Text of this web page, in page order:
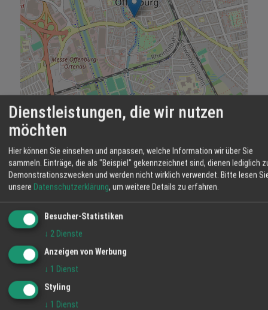
Hotel Liberty
Im Hotel LIBERTY, "die zurzeit angesagteste
Location" ! Hotel - DESIGN und Gemütlichkeit
BROT WELLNESS - im Freizeitbad Stegermatt
FEIERN & TAGEN EVENTS - Besonderer
WEITERE TERMINE
Taste the LIBERTY
Dienstleistungen, die wir nutzen
möchten
Hier können Sie einsehen und anpassen, welche Information wir über Sie
sammeln. Einträge, die als "Beispiel" gekennzeichnet sind, dienen lediglich
Demonstrationszwecken und werden nicht wirklich verwendet. Bitte lesen
unsere Datenschutzerklärung, um weitere Details zu erfahren.
Besucher-Statistiken
↓ 2 Dienste
Anzeigen von Werbung
↓ 1 Dienst
Styling
↓ 1 Dienst